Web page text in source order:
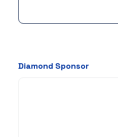
Diamond Sponsor